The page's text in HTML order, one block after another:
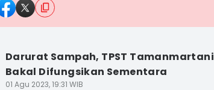
Darurat Sampah, TPST Tamanmartani
Bakal Difungsikan Sementara
01 Agu 2023, 19:31 WIB